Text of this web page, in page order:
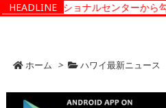
HEADLINE
ーコレクショナルセンターから勾
ホーム > ハワイ最新ニュース